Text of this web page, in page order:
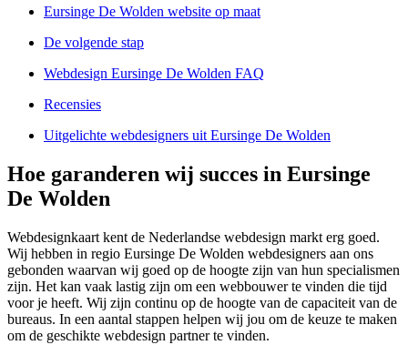
Eursinge De Wolden website op maat
De volgende stap
Webdesign Eursinge De Wolden FAQ
Recensies
Uitgelichte webdesigners uit Eursinge De Wolden
Hoe garanderen wij succes in Eursinge
De Wolden
Webdesignkaart kent de Nederlandse webdesign markt erg goed.
Wij hebben in regio Eursinge De Wolden webdesigners aan ons
gebonden waarvan wij goed op de hoogte zijn van hun specialismen
zijn. Het kan vaak lastig zijn om een webbouwer te vinden die tijd
voor je heeft. Wij zijn continu op de hoogte van de capaciteit van de
bureaus. In een aantal stappen helpen wij jou om de keuze te maken
om de geschikte webdesign partner te vinden.